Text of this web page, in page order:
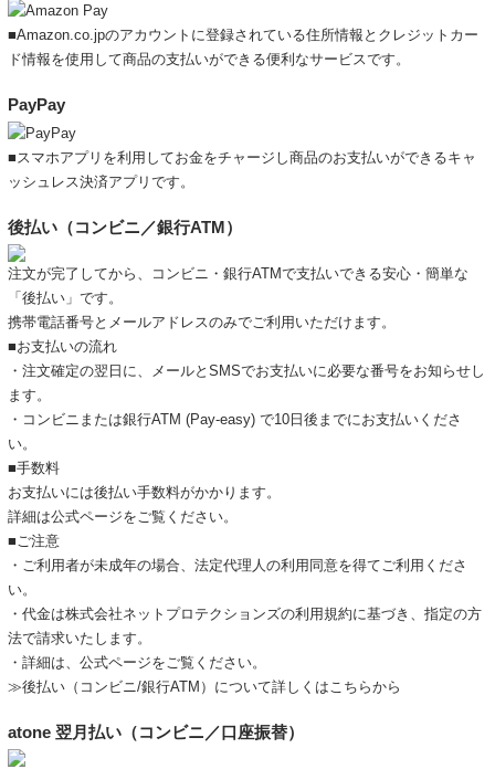
■Amazon.co.jpのアカウントに登録されている住所情報とクレジットカー
ド情報を使用して商品の支払いができる便利なサービスです。
PayPay
■スマホアプリを利用してお金をチャージし商品のお支払いができるキャ
ッシュレス決済アプリです。
後払い（コンビニ／銀行ATM）
注文が完了してから、コンビニ・銀行ATMで支払いできる安心・簡単な
「後払い」です。
携帯電話番号とメールアドレスのみでご利用いただけます。
■お支払いの流れ
・注文確定の翌日に、メールとSMSでお支払いに必要な番号をお知らせし
ます。
・コンビニまたは銀行ATM (Pay-easy) で10日後までにお支払いくださ
い。
■手数料
お支払いには後払い手数料がかかります。
詳細は公式ページをご覧ください。
■ご注意
・ご利用者が未成年の場合、法定代理人の利用同意を得てご利用くださ
い。
・代金は株式会社ネットプロテクションズの利用規約に基づき、指定の方
法で請求いたします。
・詳細は、 公式ページをご覧ください。
≫後払い（コンビニ/銀行ATM）について詳しくはこちらから
atone 翌月払い（コンビニ／口座振替）